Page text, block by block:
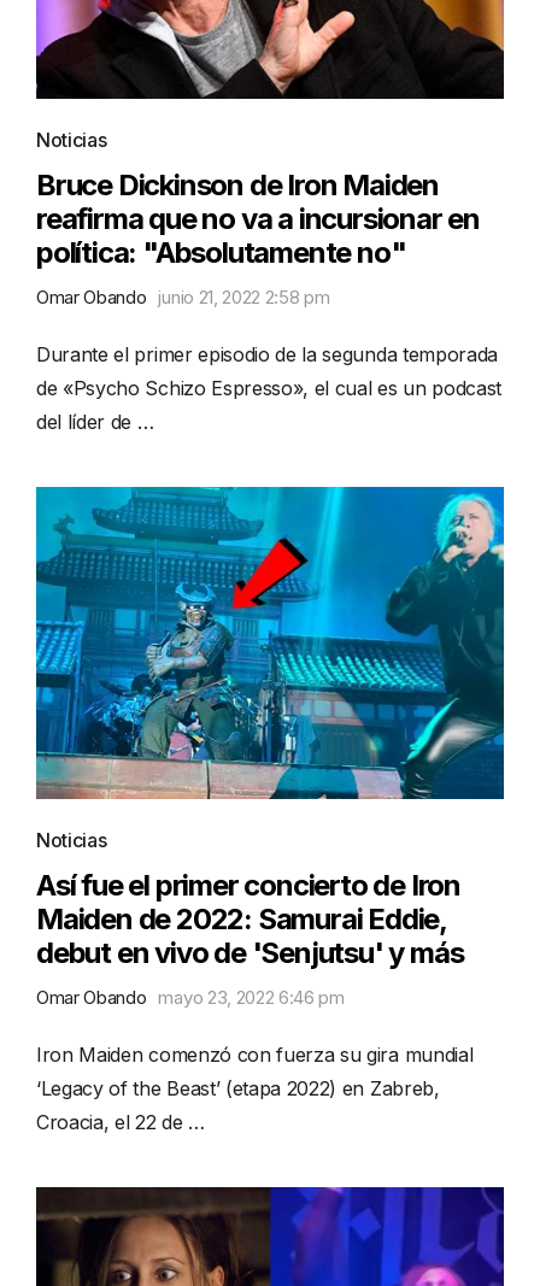
Noticias
Bruce Dickinson de Iron Maiden
reafirma que no va a incursionar en
política: "Absolutamente no"
Omar Obando junio 21, 2022 2:58 pm
Durante el primer episodio de la segunda temporada
de «Psycho Schizo Espresso», el cual es un podcast
del líder de …
Noticias
Así fue el primer concierto de Iron
Maiden de 2022: Samurai Eddie,
debut en vivo de 'Senjutsu' y más
Omar Obando mayo 23, 2022 6:46 pm
Iron Maiden comenzó con fuerza su gira mundial
‘Legacy of the Beast’ (etapa 2022) en Zabreb,
Croacia, el 22 de …